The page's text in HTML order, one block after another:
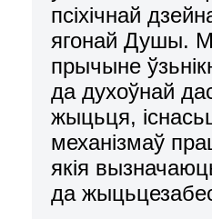
псіхічнай
ягонай Душы.
прычыне
да духоўнай
жыцьця,
механізмаў
якія
да